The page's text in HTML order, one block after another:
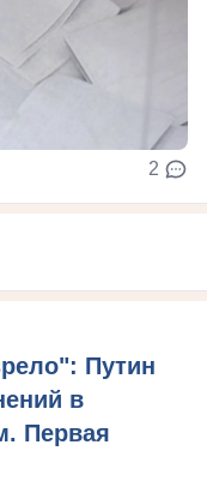
2
Путин
в
Первая